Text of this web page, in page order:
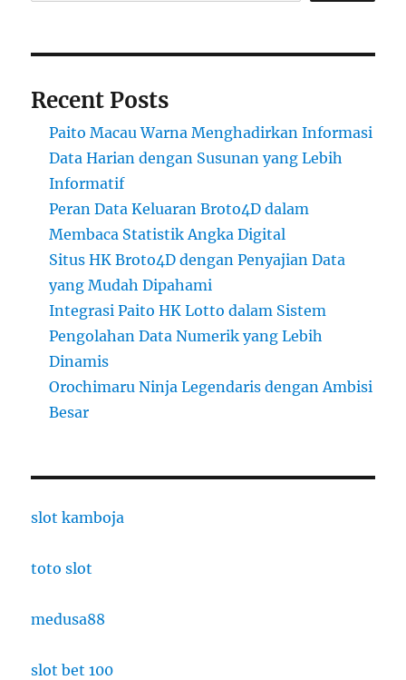
Recent Posts
Paito Macau Warna Menghadirkan Informasi
Data Harian dengan Susunan yang Lebih
Informatif
Peran Data Keluaran Broto4D dalam
Membaca Statistik Angka Digital
Situs HK Broto4D dengan Penyajian Data
yang Mudah Dipahami
Integrasi Paito HK Lotto dalam Sistem
Pengolahan Data Numerik yang Lebih
Dinamis
Orochimaru Ninja Legendaris dengan Ambisi
Besar
slot kamboja
toto slot
medusa88
slot bet 100